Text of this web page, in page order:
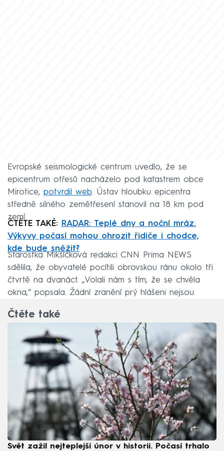
Evropské seismologické centrum uvedlo, že se
epicentrum otřesů nacházelo pod katastrem obce
Mirotice, potvrdil web. Ústav hloubku epicentra
středně silného zemětřesení stanovil na 18 km pod
zemí.
ČTĚTE TAKÉ:
RADAR: Teplé dny a noční mráz.
Výkyvy počasí mohou ohrozit řidiče i chodce,
kde bude sněžit?
Starostka Mikšíčková redakci CNN Prima NEWS
sdělila, že obyvatelé pocítili obrovskou ránu okolo tři
čtvrtě na dvanáct. „Volali nám s tím, že se chvěla
okna,“ popsala. Žádní zranění prý hlášeni nejsou.
Čtěte také
Svět zažil nejteplejší únor v historii. Počasí trhalo